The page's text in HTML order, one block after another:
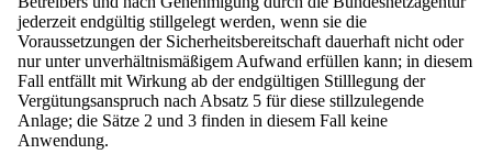
jederzeit endgültig stillgelegt werden, wenn sie die
Voraussetzungen der Sicherheitsbereitschaft dauerhaft nicht oder
nur unter unverhältnismäßigem Aufwand erfüllen kann; in diesem
Fall entfällt mit Wirkung ab der endgültigen Stilllegung der
Vergütungsanspruch nach Absatz 5 für diese stillzulegende
Anlage; die Sätze 2 und 3 finden in diesem Fall keine
Anwendung.